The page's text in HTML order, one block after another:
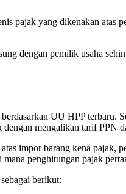
pajak yang dikenakan
dengan pemilik usaha
UU HPP
mengalikan tarif PPN
impor barang kena pajak,
penghitungan pajak
berikut: